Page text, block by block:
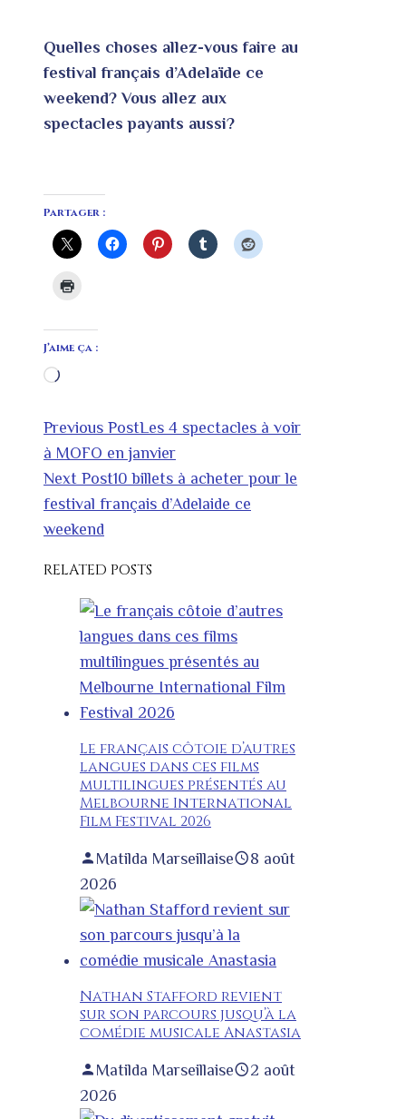
Quelles choses allez-vous faire au
festival français d’Adelaïde ce
weekend? Vous allez aux
spectacles payants aussi?
Partager :
J’aime ça :
Chargement…
Previous PostLes 4 spectacles à voir
à MOFO en janvier
Next Post10 billets à acheter pour le
festival français d’Adelaide ce
weekend
RELATED POSTS
Le français côtoie d’autres
langues dans ces films
multilingues présentés au
Melbourne International
Film Festival 2026
Matilda Marseillaise
8 août
2026
Nathan Stafford revient
sur son parcours jusqu’à la
comédie musicale Anastasia
Matilda Marseillaise
2 août
2026